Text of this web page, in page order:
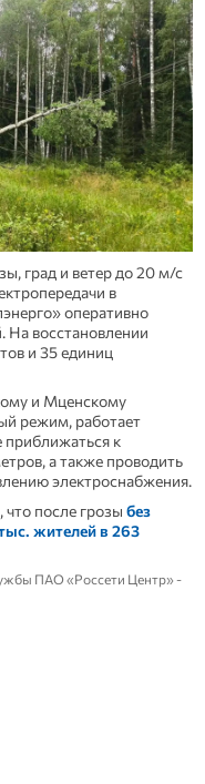
град и ветер до 20 м/с
в
оперативно
На восстановлении
и 35 единиц
и Мценскому
режим, работает
к
а также проводить
электроснабжения.
после грозы без
жителей в 263
ПАО «Россети Центр» -